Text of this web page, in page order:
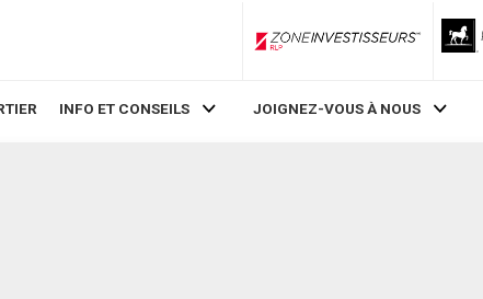
ZoneInvestisseurs RLP
INFO ET CONSEILS JOIGNEZ-VOUS À NOUS